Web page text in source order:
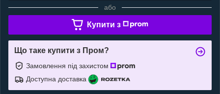
або
Купити з
Що таке купити з Пром?
Замовлення під захистом
Доступна доставка